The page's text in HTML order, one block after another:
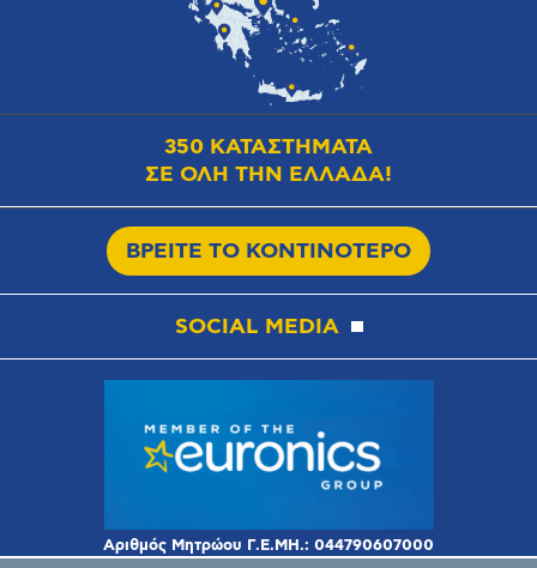
350 ΚΑΤΑΣΤΗΜΑΤΑ
ΣΕ ΟΛΗ ΤΗΝ ΕΛΛΑΔΑ!
ΒΡΕΙΤΕ ΤΟ ΚΟΝΤΙΝΟΤΕΡΟ
SOCIAL MEDIA